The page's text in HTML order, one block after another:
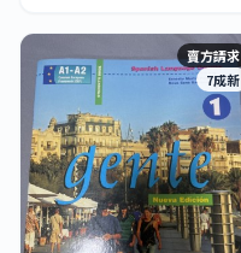
賣方請求
7成新